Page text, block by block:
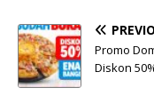
Promo
Diskon